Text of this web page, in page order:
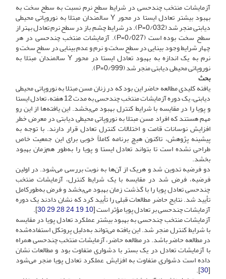
آزمایشات منتخب چندحسی در شرایط سطح نرم نسبت به سطح سخت به
بهبود بیشتر تعادل ایستا در محور Y سالمندان مبتلا به نوروپاتی محیطی
دیابتی منجر شد (0/032=P). در شرایط چشم باز در سطح نرم تعادل بهتر از
سطح سخت بوده ‌است (0/027=P). آزمایشات منتخب چندحسی در هر
چهار شرایط وجود بینایی در سطح سخت و نرم و عدم بینایی در سطح سخت و
نرم به یک اندازه به بهبود تعادل ایستا در محور Y سالمندان مبتلا به
نوروپاتی محیطی دیابتی منجر شد (0/999=P).
بحث
یافته کلیدی مطالعه حاضر این بود که در زنان مسن مبتلا به نوروپاتی محیطی
دیابتی، یک دوره آزمایشات منتخب چندحسی به مدت 12 هفته‌، تعادل ایستا
و پویا را در مقایسه با شرایط کنترل بهبود می‌بخشد. این یافته‌ها از این رو
مهم هستند که افراد مسن مبتلا به نوروپاتی محیطی دیابتی در معرض خطر
افزایش نوسانات قامت و اختلالات کنترل تعادل قرار دارند. با توجه به
پیشینه پژوهش‌، تاکنون هیچ برنامه کاملاً خوبی برای این جمعیت خاص
طراحی نشده‌ است تا بتواند تعادل ایستا و پویا را به‌طور هم‌زمان بهبود
بخشد.
دو فرضیه تدوین شد و هر‌یک از آن‌ها به نوبت بررسی می‌شود. ‌در اولین
فرضیه‌، فرض شد در مقایسه با یک شرایط کنترل‌، آزمایشات منتخب
چندحسی ‌تعادل پویا را با گذشت زمان بهبود می‌بخشد و فرض به‌طور‌کامل
تأیید شد. نتایج حاضر مطالعات قبلی را تأیید کرد که نشان دادند یک دوره
آزمایشات چندحسی بر تعادل پویا مؤثر است [10
,
19
,
24
,
28
,
29
,
30
].
آزمایشات منتخب چندحسی ‌به بهبود بیشتر عملکرد تعادل پویا در مقایسه
با شرایط کنترل منجر شد. این یافته می‌تواند به‌دلیل پروتکل استفاده‌شده
در مطالعه حاضر باشد. در مطالعه حاضر، آزمایشات منتخب چندحسی همراه
با آزمایشات تعادل در یک بستر با دشواری متفاوت بود و مطالعات نشان
داده است دشواری متفاوت به افزایش عملکرد تعادل پویا منجر می‌شود
[
30
].